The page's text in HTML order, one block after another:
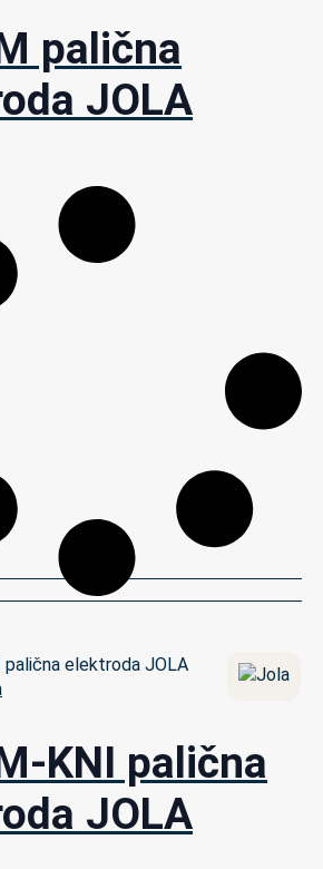
palična
JOLA
KNI palična
JOLA